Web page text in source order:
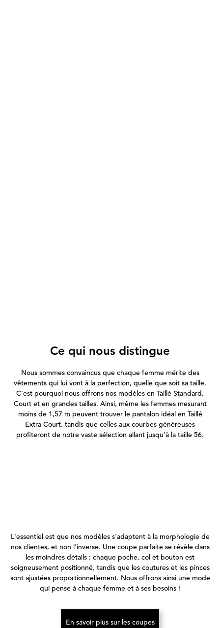
Ce qui nous distingue
Nous sommes convaincus que chaque femme mérite des
vêtements qui lui vont à la perfection, quelle que soit sa taille.
C'est pourquoi nous offrons nos modèles en Taillé Standard,
Court et en grandes tailles. Ainsi, même les femmes mesurant
moins de 1,57 m peuvent trouver le pantalon idéal en Taillé
Extra Court, tandis que celles aux courbes généreuses
profiteront de notre vaste sélection allant jusqu'à la taille 56.
L'essentiel est que nos modèles s'adaptent à la morphologie de
nos clientes, et non l'inverse. Une coupe parfaite se révèle dans
les moindres détails : chaque poche, col et bouton est
soigneusement positionné, tandis que les coutures et les pinces
sont ajustées proportionnellement. Nous offrons ainsi une mode
qui pense à chaque femme et à ses besoins !
En savoir plus sur les coupes